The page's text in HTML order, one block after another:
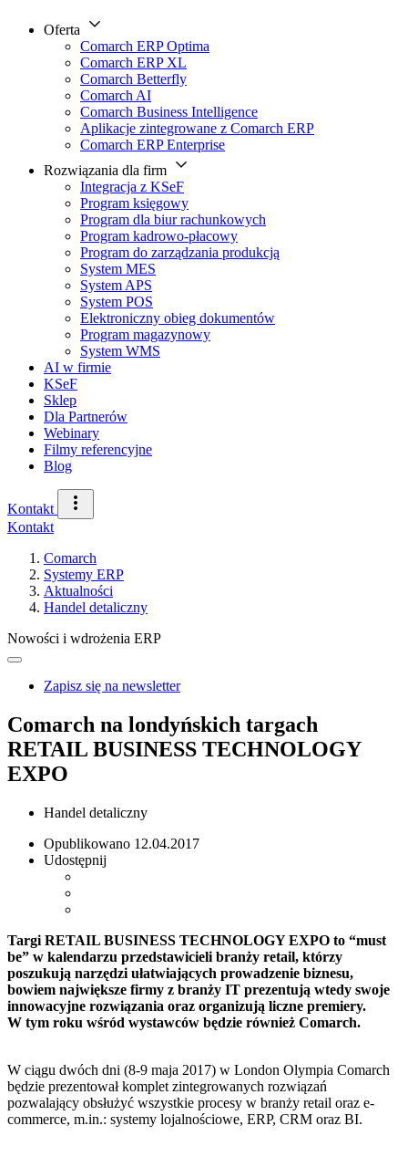
Oferta
Comarch ERP Optima
Comarch ERP XL
Comarch Betterfly
Comarch AI
Comarch Business Intelligence
Aplikacje zintegrowane z Comarch ERP
Comarch ERP Enterprise
Rozwiązania dla firm
Integracja z KSeF
Program księgowy
Program dla biur rachunkowych
Program kadrowo-płacowy
Program do zarządzania produkcją
System MES
System APS
System POS
Elektroniczny obieg dokumentów
Program magazynowy
System WMS
AI w firmie
KSeF
Sklep
Dla Partnerów
Webinary
Filmy referencyjne
Blog
Kontakt
Kontakt
Comarch
Systemy ERP
Aktualności
Handel detaliczny
Nowości i wdrożenia ERP
Zapisz się na newsletter
Comarch na londyńskich targach
RETAIL BUSINESS TECHNOLOGY
EXPO
Handel detaliczny
Opublikowano 12.04.2017
Udostępnij
Targi RETAIL BUSINESS TECHNOLOGY EXPO to “must
be” w kalendarzu przedstawicieli branży retail, którzy
poszukują narzędzi ułatwiających prowadzenie biznesu,
bowiem największe firmy z branży IT prezentują wtedy swoje
innowacyjne rozwiązania oraz organizują liczne premiery.
W tym roku wśród wystawców będzie również Comarch.
W ciągu dwóch dni (8-9 maja 2017) w London Olympia Comarch
będzie prezentował komplet zintegrowanych rozwiązań
pozwalający obsłużyć wszystkie procesy w branży retail oraz e-
commerce, m.in.: systemy lojalnościowe, ERP, CRM oraz BI.